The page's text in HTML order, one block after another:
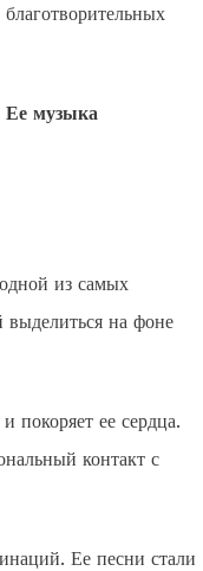
Ее музыка
из самых
выделиться на фоне
покоряет ее сердца.
контакт с
Ее песни стали